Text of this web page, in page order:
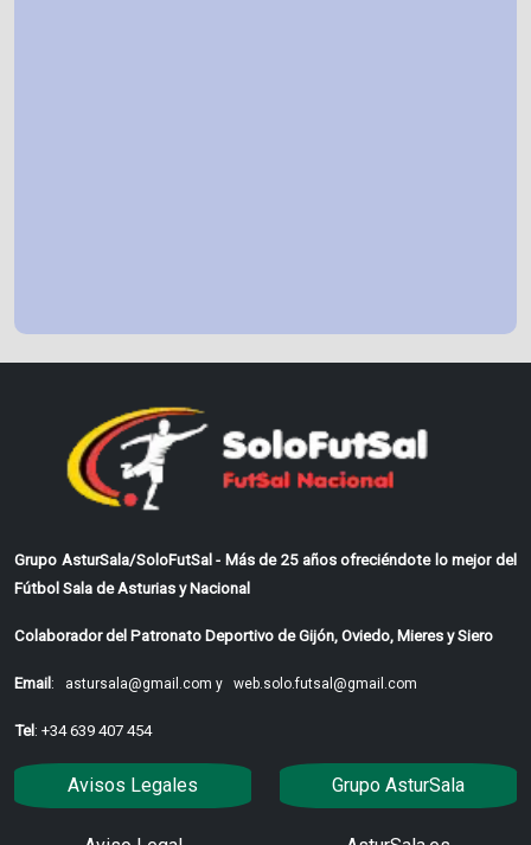
Grupo AsturSala/SoloFutSal - Más de 25 años ofreciéndote lo mejor del
Fútbol Sala de Asturias y Nacional
Colaborador del Patronato Deportivo de Gijón, Oviedo, Mieres y Siero
Email: astursala@gmail.com y web.solo.futsal@gmail.com
Tel: +34 639 407 454
Avisos Legales Grupo AsturSala